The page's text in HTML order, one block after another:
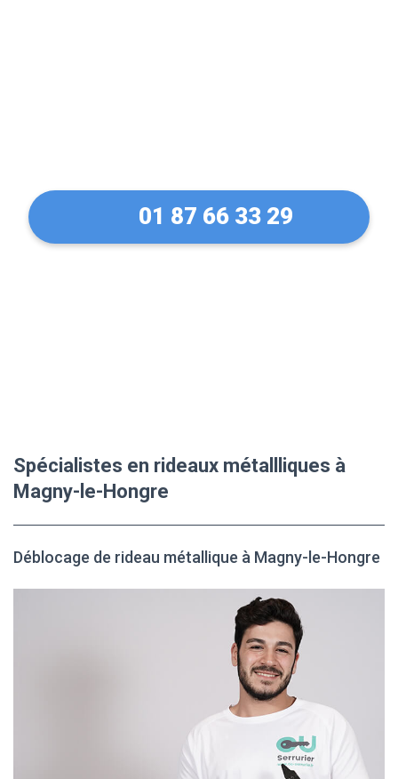
01 87 66 33 29
Spécialistes en rideaux métallliques à
Magny-le-Hongre
Déblocage de rideau métallique à Magny-le-Hongre